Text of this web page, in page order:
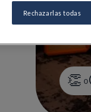
0
Rechazarlas todas